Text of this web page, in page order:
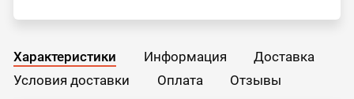
Характеристики Информация
Доставка
Условия доставки
Оплата Отзывы